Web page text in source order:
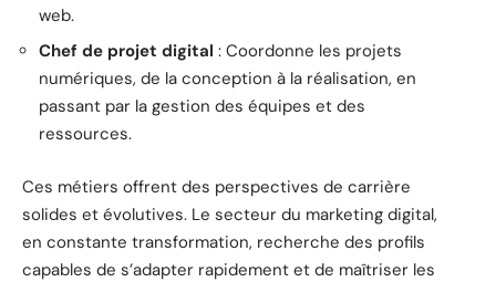
web.
Chef de projet digital : Coordonne les projets
numériques, de la conception à la réalisation, en
passant par la gestion des équipes et des
ressources.
Ces métiers offrent des perspectives de carrière
solides et évolutives. Le secteur du marketing digital,
en constante transformation, recherche des profils
capables de s’adapter rapidement et de maîtriser les